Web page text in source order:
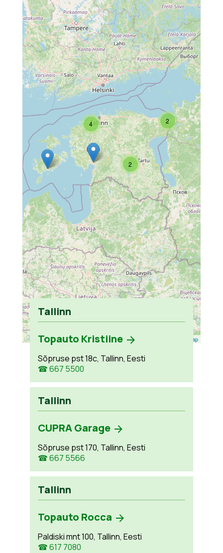
2
2
4
Leaflet OpenStreetMap
Tallinn
Topauto Kristiine
Sõpruse pst 18c, Tallinn, Eesti
☎ 667 5500
Tallinn
CUPRA Garage
Sõpruse pst 170, Tallinn, Eesti
☎ 667 5566
Tallinn
Topauto Rocca
Paldiski mnt 100, Tallinn, Eesti
☎ 617 7080